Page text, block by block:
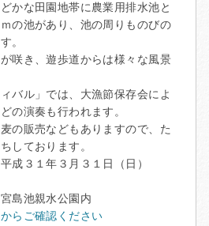
かな田園地帯に農業用排水池と
の池があり、池の周りものびの
。
咲き、遊歩道からは様々な風景
バル」では、大漁節保存会によ
の演奏も行われます。
の販売などもありますので、た
しております。
１年３月３１日（日）
親水公園内
らご確認ください